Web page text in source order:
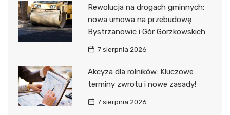
Rewolucja na drogach gminnych:
nowa umowa na przebudowę
Bystrzanowic i Gór Gorzkowskich
7 sierpnia 2026
Akcyza dla rolników: Kluczowe
terminy zwrotu i nowe zasady!
7 sierpnia 2026